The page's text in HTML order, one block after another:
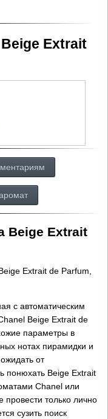
Extrait
Beige Extrait
Extrait de Parfum,
с автоматическим
Beige Extrait de
параметры в
нотах пирамидки и
от
понюхать Beige Extrait
Chanel или
только лично
сузить поиск